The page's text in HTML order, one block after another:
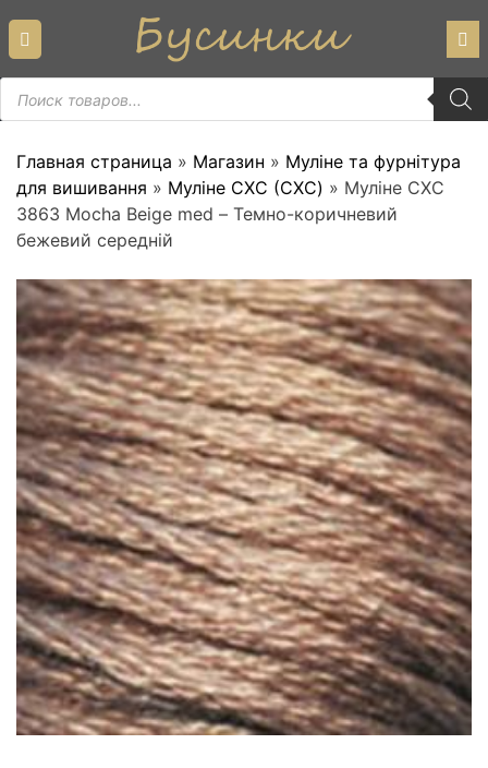
content
Пошук
товарів
Главная страница » Магазин » Муліне та фурнітура
для вишивання » Муліне СХС (CXC) » Муліне СХС
3863 Mocha Beige med – Темно-коричневий
бежевий середній